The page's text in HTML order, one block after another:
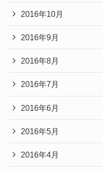
2016年10月
2016年9月
2016年8月
2016年7月
2016年6月
2016年5月
2016年4月